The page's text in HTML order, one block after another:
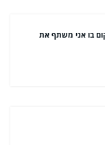
בו אני משתף את